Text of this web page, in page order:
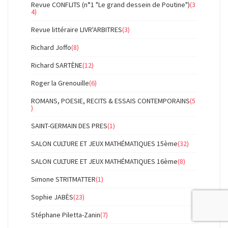
Revue CONFLITS (n°1 "Le grand dessein de Poutine")(3
4)
Revue littéraire LIVR'ARBITRES(3)
Richard Joffo(8)
Richard SARTÈNE(12)
Roger la Grenouille(6)
ROMANS, POESIE, RECITS & ESSAIS CONTEMPORAINS(5
)
SAINT-GERMAIN DES PRES(1)
SALON CULTURE ET JEUX MATHÉMATIQUES 15ème(32)
SALON CULTURE ET JEUX MATHÉMATIQUES 16ème(8)
Simone STRITMATTER(1)
Sophie JABÈS(23)
Stéphane Piletta-Zanin(7)